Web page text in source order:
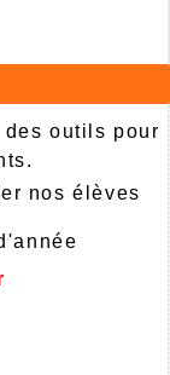
outils pour
nos élèves